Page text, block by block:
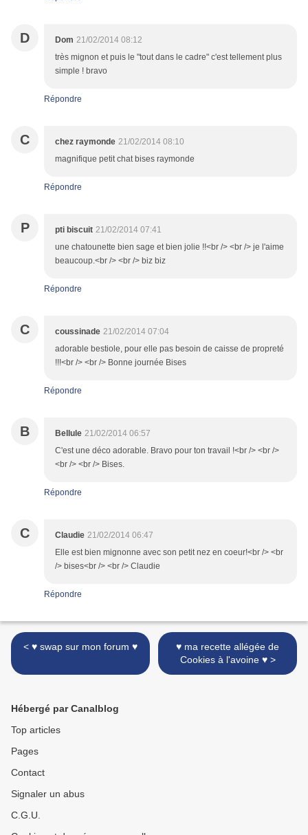
D Dom 21/02/2014 08:12
très mignon et puis le "tout dans le cadre" c'est tellement plus
simple ! bravo
Répondre
C chez raymonde 21/02/2014 08:10
magnifique petit chat bises raymonde
Répondre
P pti biscuit 21/02/2014 07:41
une chatounette bien sage et bien jolie !!<br /> <br /> je l'aime
beaucoup.<br /> <br /> biz biz
Répondre
C coussinade 21/02/2014 07:04
adorable bestiole, pour elle pas besoin de caisse de propreté
!!!<br /> <br /> Bonne journée Bises
Répondre
B Bellule 21/02/2014 06:57
C'est une déco adorable. Bravo pour ton travail !<br /> <br />
<br /> <br /> Bises.
Répondre
C Claudie 21/02/2014 06:47
Elle est bien mignonne avec son petit nez en coeur!<br /> <br
/> bises<br /> <br /> Claudie
Répondre
< ♥ swap sur mon forum ♥
♥ ma recette allégée de
Cookies à l'avoine ♥ >
Hébergé par Canalblog
Top articles
Pages
Contact
Signaler un abus
C.G.U.